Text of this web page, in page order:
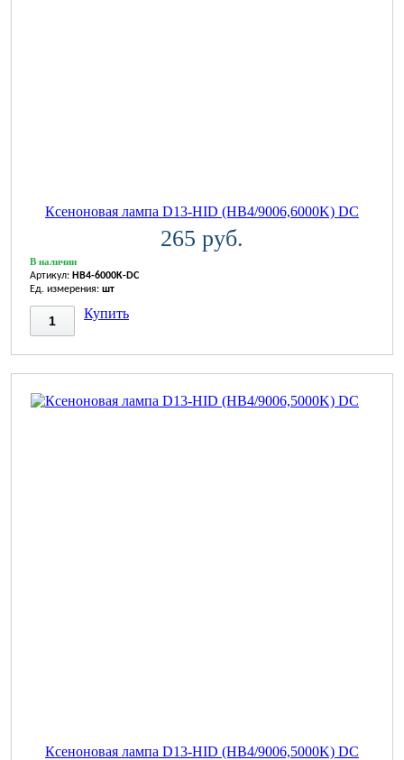
Ксеноновая лампа D13-HID (HB4/9006,6000K) DC
265 руб.
В наличии
Артикул: HB4-6000K-DC
Ед. измерения: шт
Купить
Ксеноновая лампа D13-HID (HB4/9006,5000K) DC